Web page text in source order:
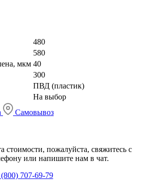
480
580
мкм 40
300
ПВД (пластик)
На выбор
Самовывоз
стоимости, пожалуйста, свяжитесь с
или напишите нам в чат.
707-69-79